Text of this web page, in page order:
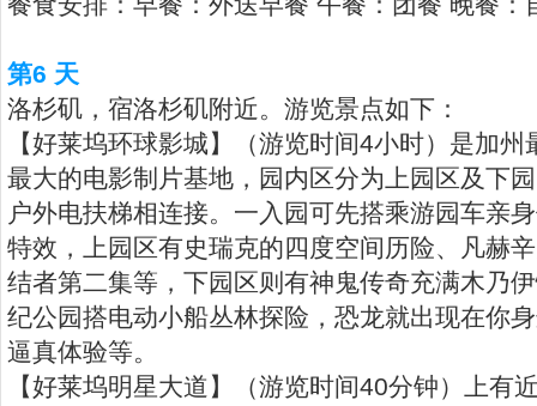
第6 天
洛杉矶，宿洛杉矶附近。游览景点如下：
【好莱坞环球影城】（游览时间4小时）是加
最大的电影制片基地，园内区分为上园区及下
户外电扶梯相连接。一入园可先搭乘游园车亲
特效，上园区有史瑞克的四度空间历险、凡赫
结者第二集等，下园区则有神鬼传奇充满木乃
纪公园搭电动小船丛林探险，恐龙就出现在你
逼真体验等。
【好莱坞明星大道】（游览时间40分钟）上有